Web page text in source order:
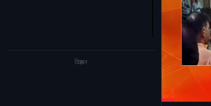
विज्ञापन